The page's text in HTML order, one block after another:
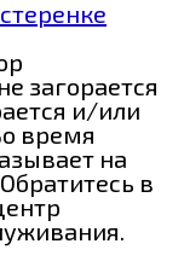
загорается
и/или
время
на
в